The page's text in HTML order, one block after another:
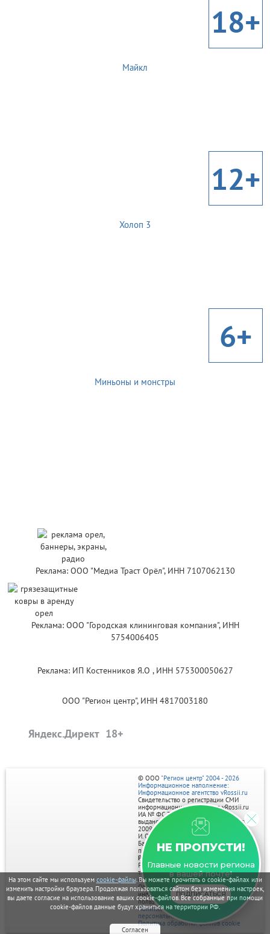
На этом сайте мы используем cookie-файлы. Вы можете прочитать о cookie-файлах или
изменить настройки браузера. Продолжая пользоваться сайтом без изменения настроек,
вы даете согласие на использование ваших cookie-файлов. Все собранные при помощи
cookie-файлов данные будут храниться на территории РФ.
Согласен
18+
Майкл
12+
Холоп 3
6+
Миньоны и монстры
Реклама: ООО "Медиа Траст Орёл", ИНН 7107062130
Реклама: ООО "Городская клининговая компания", ИНН
5754006405
Реклама: ИП Костенников Я.О , ИНН 575300050627
ООО "Регион центр", ИНН 4817003180
Яндекс.Директ
НЕ ПРОПУСТИ!
Главные новости региона
в вашей почте!
ПОДПИСАТЬСЯ
© ООО "Регион центр" 2004 - 2026
Информационное наполнение:
Информационное агентство vRossii.ru
Свидетельство о регистрации СМИ
информационного агентства vRossii.ru
ИА № ФС 77‑35502
выдано РОСКОМНАДЗОРом 04 марта
2009г.
И. О. Главного редактора Нарыков А. Н.
Баннеры на портале размещаются на
правах рекламы.
Реклама на портале:
Рекламное агентство "Умный маркетинг"
тел. 7-910-267-70-40,
email: umnyy.marketing@yandex.ru
Отдельные публикации могут содержать
информацию, не предназначенную для
пользователей до 18 лет.
Политика в отношении обработки
персональных данных
Политика обработки файлов cookie